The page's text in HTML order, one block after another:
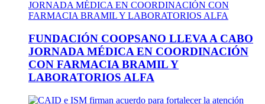
FUNDACIÓN COOPSANO LLEVA A CABO
JORNADA MÉDICA EN COORDINACIÓN
CON FARMACIA BRAMIL Y
LABORATORIOS ALFA